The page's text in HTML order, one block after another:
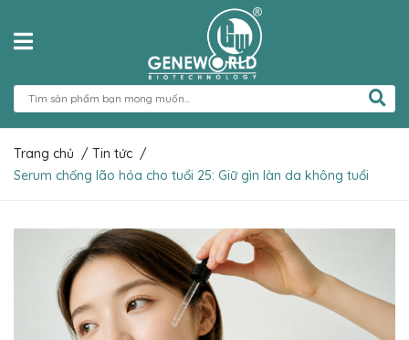
Trang chủ / Tin tức /
Serum chống lão hóa cho tuổi 25: Giữ gìn làn da không tuổi